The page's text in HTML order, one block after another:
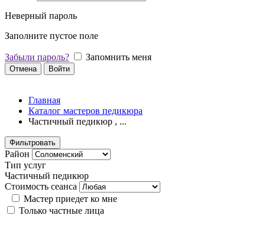
Неверный пароль
Заполните пустое поле
Забыли пароль? Запомнить меня
Отмена Войти
Главная
Каталог мастеров педикюра
Частичный педикюр , ...
Фильтровать
Район
Тип услуг
Частичный педикюр
Стоимость сеанса
Мастер приедет ко мне
Только частные лица